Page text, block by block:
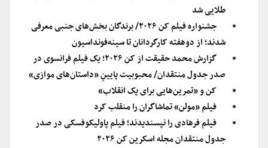
طلایی شد
جشنواره فیلم کن ۲۰۲۶/ برندگان بخش‌های جنبی معرفی
شدند؛ از دوهفته کارگردانان تا سینه‌فونداسیون
گزارش محمد حقیقت از کن ۲۰۲۶؛ یک فیلم فرانسوی در
صدر جدول منتقدان/ محبوبیت پایینِ «داستان‌های موازی»
کن و «تمرین‌هایی برای یک انقلاب»
فیلم «مولن» تماشاگران را منقلب کرد
فیلم فرهادی را نپسندیدند؛ فیلم پاولیکوفسکی در صدر
جدول منتقدان مجله اسکرین کن ۲۰۲۶